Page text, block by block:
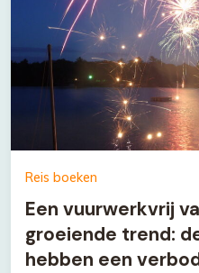
Reis boeken
Een vuurwerkvrij
groeiende trend:
hebben een